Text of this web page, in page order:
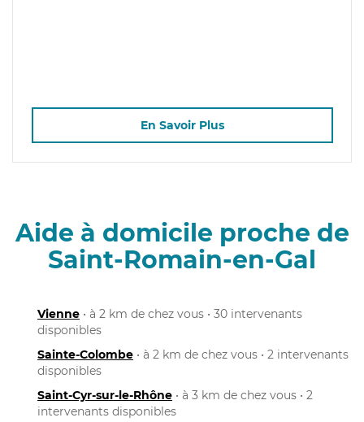
En Savoir Plus
Aide à domicile proche de
Saint-Romain-en-Gal
Vienne • à 2 km de chez vous • 30 intervenants
disponibles
Sainte-Colombe • à 2 km de chez vous • 2 intervenants
disponibles
Saint-Cyr-sur-le-Rhône • à 3 km de chez vous • 2
intervenants disponibles